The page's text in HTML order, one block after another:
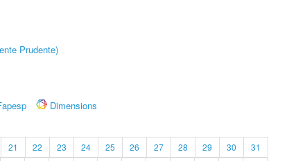
Prudente)
Dimensions
21 22 23 24 25 26 27 28 29 30
31